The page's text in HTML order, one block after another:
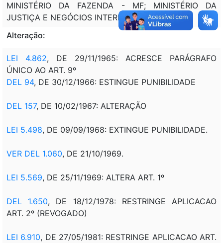
MINISTÉRIO DA FAZENDA - MF; MINISTÉRIO DA
JUSTIÇA E NEGÓCIOS INTERIORES - MJ.
Alteração:
LEI 4.862, DE 29/11/1965: ACRESCE PARÁGRAFO
ÚNICO AO ART. 9º
DEL 94, DE 30/12/1966: ESTINGUE PUNIBILIDADE
DEL 157, DE 10/02/1967: ALTERAÇÃO
LEI 5.498, DE 09/09/1968: EXTINGUE PUNIBILIDADE.
VER DEL 1.060, DE 21/10/1969.
LEI 5.569, DE 25/11/1969: ALTERA ART. 1º
DEL 1.650, DE 18/12/1978: RESTRINGE APLICACAO
ART. 2º (REVOGADO)
LEI 6.910, DE 27/05/1981: RESTRINGE APLICACAO ART.